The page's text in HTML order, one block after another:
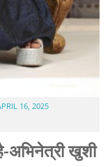
16, 2025
अभिनेत्री खुशी